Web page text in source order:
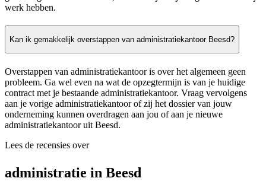
werk hebben.
Kan ik gemakkelijk overstappen van administratiekantoor Beesd?
Overstappen van administratiekantoor is over het algemeen geen
probleem. Ga wel even na wat de opzegtermijn is van je huidige
contract met je bestaande administratiekantoor. Vraag vervolgens
aan je vorige administratiekantoor of zij het dossier van jouw
onderneming kunnen overdragen aan jou of aan je nieuwe
administratiekantoor uit Beesd.
Lees de recensies over
administratie in Beesd